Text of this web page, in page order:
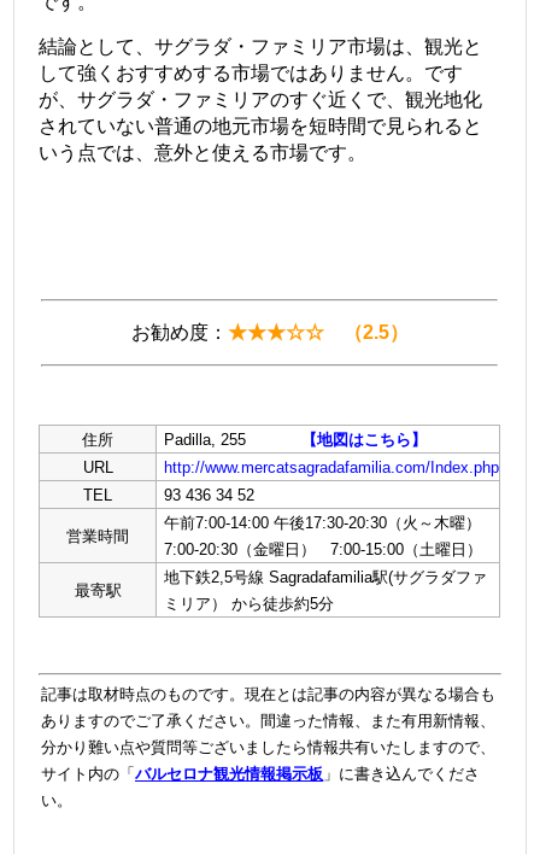
結論として、サグラダ・ファミリア市場は、観光と
して強くおすすめする市場ではありません。です
が、サグラダ・ファミリアのすぐ近くで、観光地化
されていない普通の地元市場を短時間で見られると
いう点では、意外と使える市場です。
お勧め度： ★★★☆☆ （2.5）
住所 Padilla, 255
【地図はこちら】
URL
http://www.mercatsagradafamilia.com/Index.php
TEL
93 436 34 52
営業時間
午前7:00-14:00 午後17:30-20:30（火～木曜）
7:00-20:30（金曜日） 7:00-15:00（土曜日）
最寄駅
地下鉄2,5号線 Sagradafamilia駅(サグラダファ
ミリア） から徒歩約5分
記事は取材時点のものです。現在とは記事の内容が異なる場合も
ありますのでご了承ください。間違った情報、また有用新情報、
分かり難い点や質問等ございましたら情報共有いたしますので、
サイト内の「バルセロナ観光情報掲示板 」に書き込んでくださ
い。